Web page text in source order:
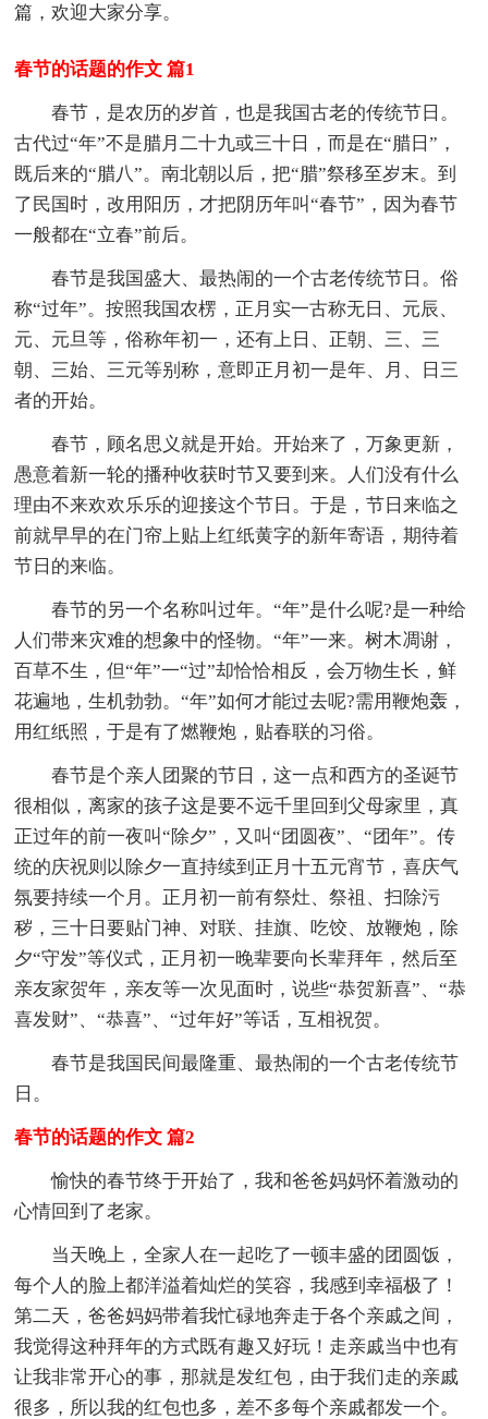
篇，欢迎大家分享。
春节的话题的作文 篇1
春节，是农历的岁首，也是我国古老的传统节日。
古代过“年”不是腊月二十九或三十日，而是在“腊日”，
既后来的“腊八”。南北朝以后，把“腊”祭移至岁末。到
了民国时，改用阳历，才把阴历年叫“春节”，因为春节
一般都在“立春”前后。
春节是我国盛大、最热闹的一个古老传统节日。俗
称“过年”。按照我国农楞，正月实一古称无日、元辰、
元、元旦等，俗称年初一，还有上日、正朝、三、三
朝、三始、三元等别称，意即正月初一是年、月、日三
者的开始。
春节，顾名思义就是开始。开始来了，万象更新，
愚意着新一轮的播种收获时节又要到来。人们没有什么
理由不来欢欢乐乐的迎接这个节日。于是，节日来临之
前就早早的在门帘上贴上红纸黄字的新年寄语，期待着
节日的来临。
春节的另一个名称叫过年。“年”是什么呢?是一种给
人们带来灾难的想象中的怪物。“年”一来。树木凋谢，
百草不生，但“年”一“过”却恰恰相反，会万物生长，鲜
花遍地，生机勃勃。“年”如何才能过去呢?需用鞭炮轰，
用红纸照，于是有了燃鞭炮，贴春联的习俗。
春节是个亲人团聚的节日，这一点和西方的圣诞节
很相似，离家的孩子这是要不远千里回到父母家里，真
正过年的前一夜叫“除夕”，又叫“团圆夜”、“团年”。传
统的庆祝则以除夕一直持续到正月十五元宵节，喜庆气
氛要持续一个月。正月初一前有祭灶、祭祖、扫除污
秽，三十日要贴门神、对联、挂旗、吃饺、放鞭炮，除
夕“守发”等仪式，正月初一晚辈要向长辈拜年，然后至
亲友家贺年，亲友等一次见面时，说些“恭贺新喜”、“恭
喜发财”、“恭喜”、“过年好”等话，互相祝贺。
春节是我国民间最隆重、最热闹的一个古老传统节
日。
春节的话题的作文 篇2
愉快的春节终于开始了，我和爸爸妈妈怀着激动的
心情回到了老家。
当天晚上，全家人在一起吃了一顿丰盛的团圆饭，
每个人的脸上都洋溢着灿烂的笑容，我感到幸福极了！
第二天，爸爸妈妈带着我忙碌地奔走于各个亲戚之间，
我觉得这种拜年的方式既有趣又好玩！走亲戚当中也有
让我非常开心的事，那就是发红包，由于我们走的亲戚
很多，所以我的红包也多，差不多每个亲戚都发一个。